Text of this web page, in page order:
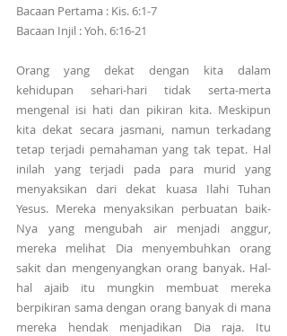
Bacaan Pertama : Kis. 6:1-7
Bacaan Injil : Yoh. 6:16-21
Orang yang dekat dengan kita dalam
kehidupan sehari-hari tidak serta-merta
mengenal isi hati dan pikiran kita. Meskipun
kita dekat secara jasmani, namun terkadang
tetap terjadi pemahaman yang tak tepat. Hal
inilah yang terjadi pada para murid yang
menyaksikan dari dekat kuasa Ilahi Tuhan
Yesus. Mereka menyaksikan perbuatan baik-
Nya yang mengubah air menjadi anggur,
mereka melihat Dia menyembuhkan orang
sakit dan mengenyangkan orang banyak. Hal-
hal ajaib itu mungkin membuat mereka
berpikiran sama dengan orang banyak di mana
mereka hendak menjadikan Dia raja. Itu